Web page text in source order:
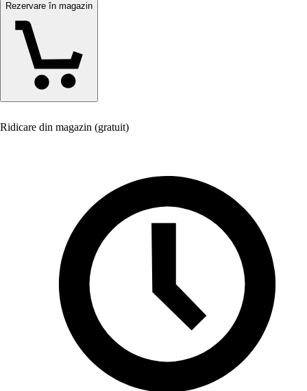
Rezervare în magazin
Ridicare din magazin (gratuit)